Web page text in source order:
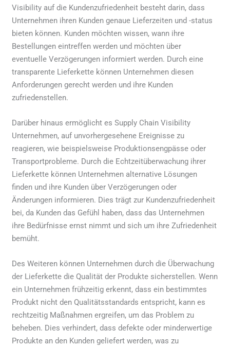
Visibility auf die Kundenzufriedenheit besteht darin, dass
Unternehmen ihren Kunden genaue Lieferzeiten und -status
bieten können. Kunden möchten wissen, wann ihre
Bestellungen eintreffen werden und möchten über
eventuelle Verzögerungen informiert werden. Durch eine
transparente Lieferkette können Unternehmen diesen
Anforderungen gerecht werden und ihre Kunden
zufriedenstellen.
Darüber hinaus ermöglicht es Supply Chain Visibility
Unternehmen, auf unvorhergesehene Ereignisse zu
reagieren, wie beispielsweise Produktionsengpässe oder
Transportprobleme. Durch die Echtzeitüberwachung ihrer
Lieferkette können Unternehmen alternative Lösungen
finden und ihre Kunden über Verzögerungen oder
Änderungen informieren. Dies trägt zur Kundenzufriedenheit
bei, da Kunden das Gefühl haben, dass das Unternehmen
ihre Bedürfnisse ernst nimmt und sich um ihre Zufriedenheit
bemüht.
Des Weiteren können Unternehmen durch die Überwachung
der Lieferkette die Qualität der Produkte sicherstellen. Wenn
ein Unternehmen frühzeitig erkennt, dass ein bestimmtes
Produkt nicht den Qualitätsstandards entspricht, kann es
rechtzeitig Maßnahmen ergreifen, um das Problem zu
beheben. Dies verhindert, dass defekte oder minderwertige
Produkte an den Kunden geliefert werden, was zu